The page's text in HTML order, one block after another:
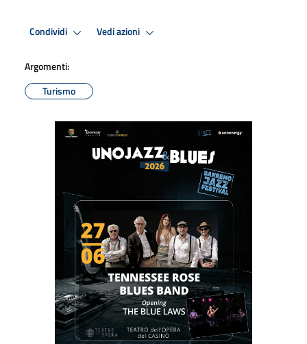
Condividi Vedi azioni
Argomenti:
Turismo